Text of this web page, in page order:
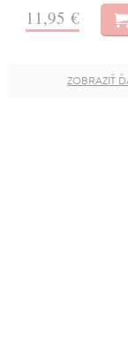
11,95 €
ZOBRAZIŤ